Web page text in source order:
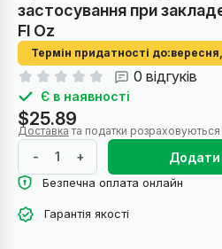
застосування при
Fl Oz
Термін придатності до:
0 відгуків
Є в наявності
$25.89
Доставка та податки
- + Додати
Безпечна оплата онлайн
Гарантія якості